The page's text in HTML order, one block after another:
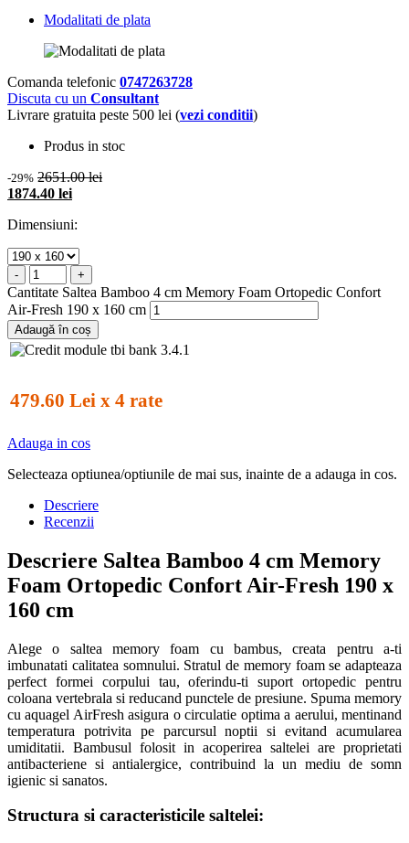
Modalitati de plata
Comanda telefonic 0747263728
Discuta cu un Consultant
Livrare gratuita peste 500 lei (vezi conditii)
Produs in stoc
-29% 2651.00 lei
1874.40 lei
Dimensiuni:
- +
Cantitate Saltea Bamboo 4 cm Memory Foam Ortopedic Confort
Air-Fresh 190 x 160 cm
Adaugă în coș
479.60 Lei x 4 rate
Adauga in cos
Selecteaza optiunea/optiunile de mai sus, inainte de a adauga in cos.
Descriere
Recenzii
Descriere Saltea Bamboo 4 cm Memory
Foam Ortopedic Confort Air-Fresh 190 x
160 cm
Alege o saltea memory foam cu bambus, creata pentru a-ti
imbunatati calitatea somnului. Stratul de memory foam se adapteaza
perfect formei corpului tau, oferindu-ti suport ortopedic pentru
coloana vertebrala si reducand punctele de presiune. Spuma memory
cu aquagel AirFresh asigura o circulatie optima a aerului, mentinand
temperatura potrivita pe parcursul noptii si evitand acumularea
umiditatii. Bambusul folosit in acoperirea saltelei are proprietati
antibacteriene si antialergice, contribuind la un mediu de somn
igienic si sanatos.
Structura si caracteristicile saltelei: